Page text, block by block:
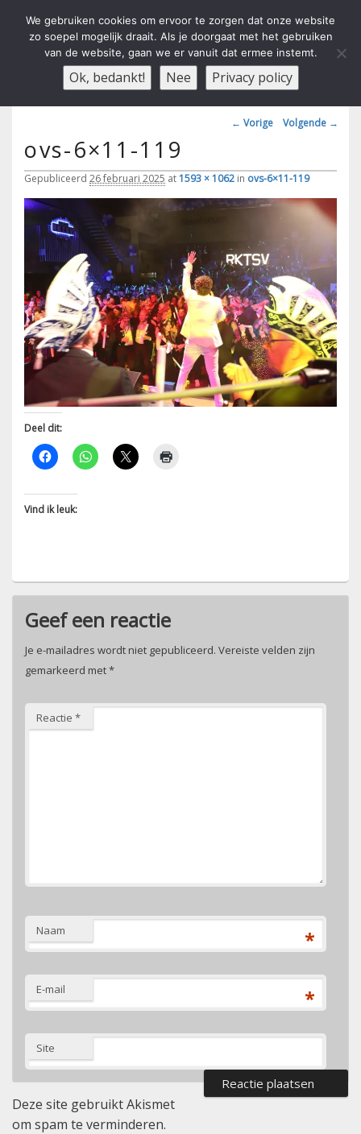
Carnavals Verain Der Ouwe
Voesbalsjong
anno 1959 va R.K.T.S.V. Menu
Afbeeldingsnavigatie
← Vorige Volgende →
ovs-6×11-119
Gepubliceerd 26 februari 2025 at1593 × 1062 in ovs-6×11-119
Deel dit:
Vind ik leuk:
Geef een reactie
Je e-mailadres wordt niet gepubliceerd. Vereiste velden zijn
gemarkeerd met*
Reactie *
Naam *
E-mail *
Site
Deze site gebruikt Akismet
om spam te verminderen.
We gebruiken cookies om ervoor te zorgen dat onze website
zo soepel mogelijk draait. Als je doorgaat met het gebruiken
van de website, gaan we er vanuit dat ermee instemt.
Ok, bedankt! Nee Privacy policy